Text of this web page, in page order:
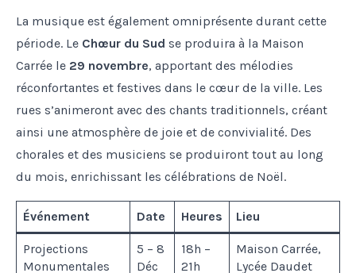
La musique est également omniprésente durant cette
période. Le Chœur du Sud se produira à la Maison
Carrée le 29 novembre, apportant des mélodies
réconfortantes et festives dans le cœur de la ville. Les
rues s’animeront avec des chants traditionnels, créant
ainsi une atmosphère de joie et de convivialité. Des
chorales et des musiciens se produiront tout au long
du mois, enrichissant les célébrations de Noël.
Événement Date Heures Lieu
Projections
Monumentales
5 – 8
Déc
18h –
21h
Maison Carrée,
Lycée Daudet